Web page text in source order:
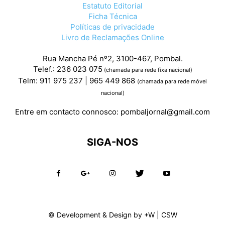
Estatuto Editorial
Ficha Técnica
Políticas de privacidade
Livro de Reclamações Online
Rua Mancha Pé nº2, 3100-467, Pombal.
Telef.: 236 023 075 (chamada para rede fixa nacional)
Telm: 911 975 237 | 965 449 868 (chamada para rede móvel
nacional)
Entre em contacto connosco: pombaljornal@gmail.com
SIGA-NOS
© Development & Design by +W| CSW